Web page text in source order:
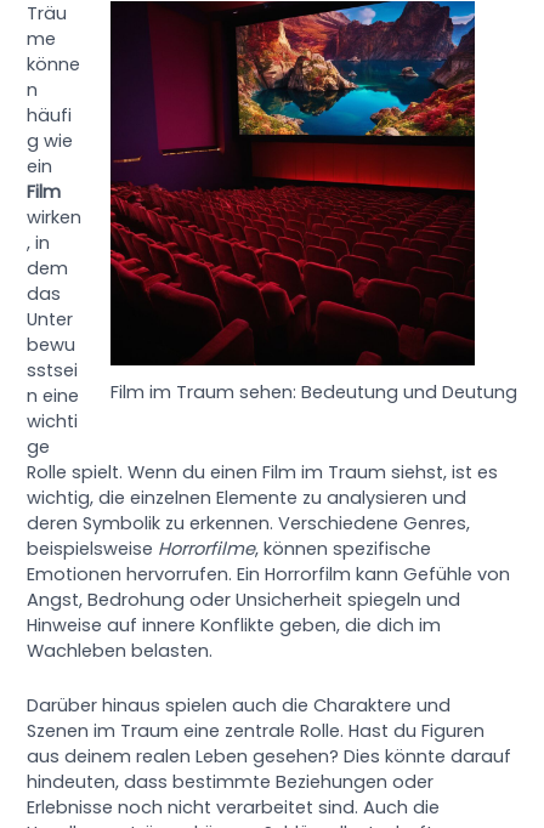
Film im Traum sehen: Bedeutung und Deutung
Träu
me
könne
n
häufi
g wie
ein
Film
wirken
, in
dem
das
Unter
bewu
sstsei
n eine
wichti
ge
Rolle spielt. Wenn du einen Film im Traum siehst, ist es
wichtig, die einzelnen Elemente zu analysieren und
deren Symbolik zu erkennen. Verschiedene Genres,
beispielsweise Horrorfilme, können spezifische
Emotionen hervorrufen. Ein Horrorfilm kann Gefühle von
Angst, Bedrohung oder Unsicherheit spiegeln und
Hinweise auf innere Konflikte geben, die dich im
Wachleben belasten.
Darüber hinaus spielen auch die Charaktere und
Szenen im Traum eine zentrale Rolle. Hast du Figuren
aus deinem realen Leben gesehen? Dies könnte darauf
hindeuten, dass bestimmte Beziehungen oder
Erlebnisse noch nicht verarbeitet sind. Auch die